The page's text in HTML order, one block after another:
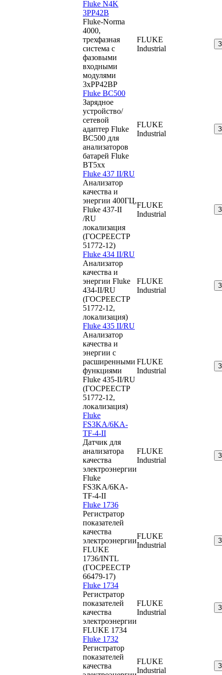
Fluke N4K
3PP42B
Fluke-Norma
4000,
трехфазная
система с
фазовыми
входными
модулями
3xPP42BP
FLUKE
Industrial
Fluke BC500
Зарядное
устройство/
сетевой
адаптер Fluke
BC500 для
анализаторов
батарей Fluke
BT5xx
FLUKE
Industrial
Fluke 437 II/RU
Анализатор
качества и
энергии 400ГЦ,
Fluke 437-II
/RU
локализация
(ГОСРЕЕСТР
51772-12)
FLUKE
Industrial
Fluke 434 II/RU
Анализатор
качества и
энергии Fluke
434-II/RU
(ГОСРЕЕСТР
51772-12,
локализация)
FLUKE
Industrial
Fluke 435 II/RU
Анализатор
качества и
энергии с
расширенными
функциями
Fluke 435-II/RU
(ГОСРЕЕСТР
51772-12,
локализация)
FLUKE
Industrial
Fluke
FS3KA/6KA-
TF-4-II
Датчик для
анализатора
качества
электроэнергии
Fluke
FS3KA/6KA-
TF-4-II
FLUKE
Industrial
Fluke 1736
Регистратор
показателей
качества
электроэнергии
FLUKE
1736/INTL
(ГОСРЕЕСТР
66479-17)
FLUKE
Industrial
Fluke 1734
Регистратор
показателей
качества
электроэнергии
FLUKE 1734
FLUKE
Industrial
Fluke 1732
Регистратор
показателей
качества
FLUKE
Industrial